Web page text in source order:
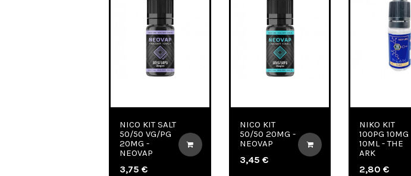
NICO KIT SALT
50/50 VG/PG
20MG -
NEOVAP
3,75 €
NICO KIT
50/50 20MG -
NEOVAP
3,45 €
NIKO KIT
100PG 10MG
10ML - THE
ARK
2,80 €